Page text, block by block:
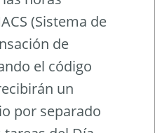
(Sistema de
de
el código
recibirán un
por separado